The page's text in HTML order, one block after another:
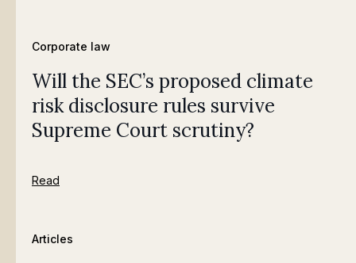
Corporate law
Will the SEC’s proposed climate
risk disclosure rules survive
Supreme Court scrutiny?
Read
Articles